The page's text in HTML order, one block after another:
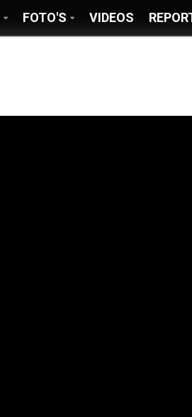
FOTO'S VIDEOS